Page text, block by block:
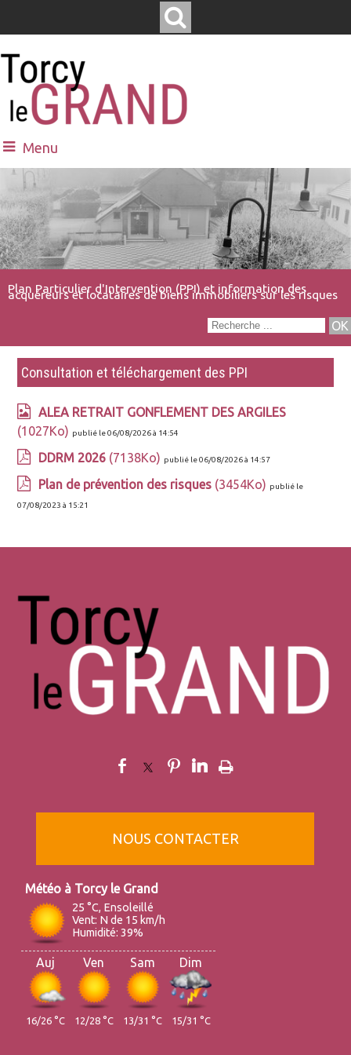
Menu
Plan Particulier d'Intervention (PPI) et information des
acquéreurs et locataires de biens immobiliers sur les risques
Consultation et téléchargement des PPI
ALEA RETRAIT GONFLEMENT DES ARGILES
(1027Ko) publié le 06/08/2026 à 14:54
DDRM 2026 (7138Ko) publié le 06/08/2026 à 14:57
Plan de prévention des risques (3454Ko) publié le
07/08/2023 à 15:21
NOUS CONTACTER
Torcy le Grand
25 °C, Ensoleillé
Vent: N de 15 km/h
Humidité: 39%
Auj
16/26 °C
Ven
12/28 °C
Sam
13/31 °C
Dim
15/31 °C